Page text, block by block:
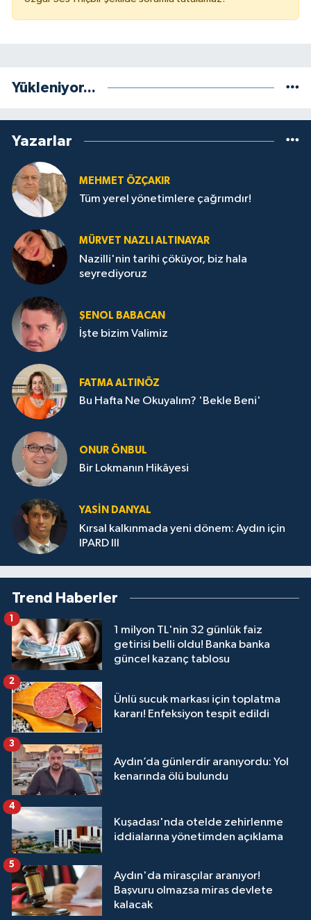
Yükleniyor...
Yazarlar
MEHMET ÖZÇAKIR
Tüm yerel yönetimlere çağrımdır!
MÜRVET NAZLI ALTINAYAR
Nazilli'nin tarihi çöküyor, biz hala
seyrediyoruz
ŞENOL BABACAN
İşte bizim Valimiz
FATMA ALTINÖZ
Bu Hafta Ne Okuyalım? 'Bekle Beni'
ONUR ÖNBUL
Bir Lokmanın Hikâyesi
YASIN DANYAL
Kırsal kalkınmada yeni dönem: Aydın için
IPARD III
Trend Haberler
1 milyon TL'nin 32 günlük faiz
getirisi belli oldu! Banka banka
güncel kazanç tablosu
1
Ünlü sucuk markası için toplatma
kararı! Enfeksiyon tespit edildi
2
Aydın’da günlerdir aranıyordu: Yol
kenarında ölü bulundu
3
Kuşadası'nda otelde zehirlenme
iddialarına yönetimden açıklama
4
Aydın'da mirasçılar aranıyor!
Başvuru olmazsa miras devlete
kalacak
5